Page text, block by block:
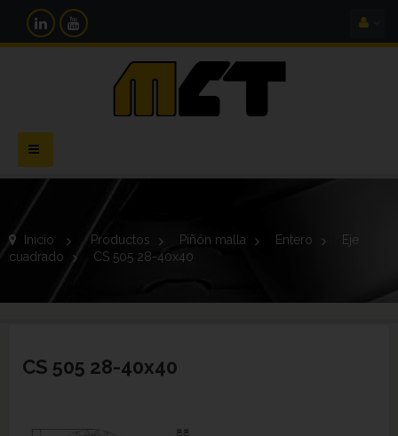
Navegación
Toggle
Inicio > Productos > Piñón malla > Entero >
Eje
cuadrado
> CS 505 28-40x40
CS 505 28-40x40